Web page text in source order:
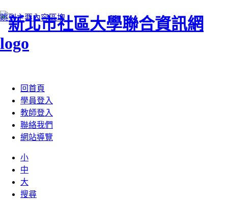
跳到主要內容區塊
回首頁
學員登入
教師登入
聯絡我們
網站導覽
小
中
大
搜尋